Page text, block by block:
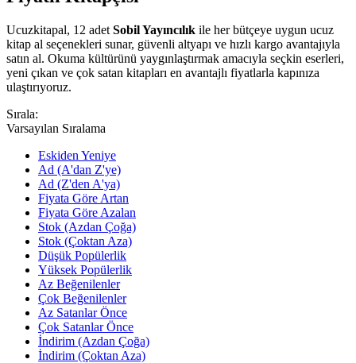
Ucuzkitapal, 12 adet Sobil Yayıncılık ile her bütçeye uygun ucuz
kitap al seçenekleri sunar, güvenli altyapı ve hızlı kargo avantajıyla
satın al. Okuma kültürünü yaygınlaştırmak amacıyla seçkin eserleri,
yeni çıkan ve çok satan kitapları en avantajlı fiyatlarla kapınıza
ulaştırıyoruz.
Sırala:
Varsayılan Sıralama
Eskiden Yeniye
Ad (A'dan Z'ye)
Ad (Z'den A'ya)
Fiyata Göre Artan
Fiyata Göre Azalan
Stok (Azdan Çoğa)
Stok (Çoktan Aza)
Düşük Popülerlik
Yüksek Popülerlik
Az Beğenilenler
Çok Beğenilenler
Az Satanlar Önce
Çok Satanlar Önce
İndirim (Azdan Çoğa)
İndirim (Çoktan Aza)